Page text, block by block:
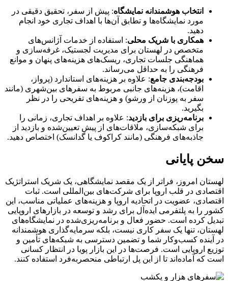
انتخاب هوشمندانه نمایشگاه: پیش از سفر، تحقیق دقیقی در
مورد نمایشگاه‌ها و تطابق آن‌ها با اهداف تجاری خود انجام
دهید.
همکاری با شریک محلی: استفاده از خدمات آژانس‌های
متخصص در لهستان برای مدیریت لجستیک، غرفه‌سازی و
هماهنگی جلسات تجاری، ریسک‌های هزینه‌های پنهان و موانع
فرهنگی را به حداقل می‌رساند.
بودجه‌بندی جامع: علاوه بر هزینه‌های استاندارد (پرواز،
اقامت)، هزینه‌های جانبی مربوط به سفرهای بین‌شهری (مانند
سفر به پوزنان از ورشو) و هزینه‌های تفریحی را در نظر
بگیرید.
برنامه‌ریزی برای بازدید: علاوه بر اهداف تجاری، زمانی را
برای شبکه‌سازی، ملاقات‌های از پیش تعیین‌شده و بازدید از
جاذبه‌های فرهنگی (مانند کراکوف یا گدانسک) اختصاص دهید.
سخن پایانی
لهستان امروز، فراتر از یک مقصد نمایشگاهی، یک شریک استراتژیک
اقتصادی در قلب اروپا برای شرکت‌های بین‌المللی است. ثبات
اقتصادی، عضویت در اتحادیه اروپا و هزینه‌های عملیاتی مناسب، این
کشور را به پلتفرمی ایده‌آل برای رشد و توسعه در بازارهای اروپایی
تبدیل کرده است. حضور فعال و برنامه‌ریزی‌شده در نمایشگاه‌های
لهستان، تنها یک سفر کاری نیست، بلکه سرمایه‌گذاری هوشمندانه
در آینده کسب‌وکار شما و تضمین دسترسی به شبکه‌های تأمین و
توزیع اروپایی است. فرصت‌ها در این بازار پویا در انتظار کسانی
است که آماده‌اند تا از این پل ارتباطی منحصربه‌فرد استفاده کنند.